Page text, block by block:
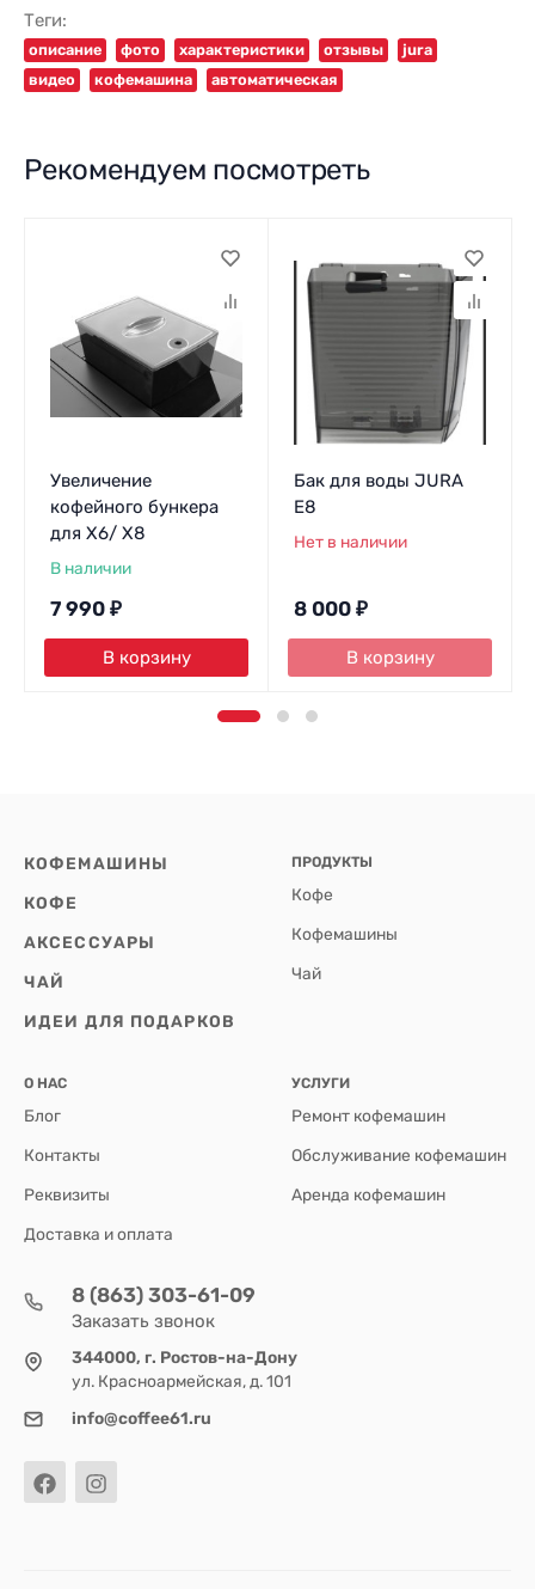
Теги:
описание фото характеристики отзывы
jura
видео
кофемашина автоматическая
Рекомендуем посмотреть
Увеличение
кофейного бункера
для X6/ X8
В наличии
7 990 ₽
В корзину
Бак для воды JURA
E8
Нет в наличии
8 000 ₽
В корзину
КОФЕМАШИНЫ
КОФЕ
АКСЕССУАРЫ
ЧАЙ
ИДЕИ ДЛЯ ПОДАРКОВ
ПРОДУКТЫ
Кофе
Кофемашины
Чай
О НАС
Блог
Контакты
Реквизиты
Доставка и оплата
УСЛУГИ
Ремонт кофемашин
Обслуживание кофемашин
Аренда кофемашин
8 (863) 303-61-09
Заказать звонок
344000, г. Ростов-на-Дону
ул. Красноармейская, д. 101
info@coffee61.ru